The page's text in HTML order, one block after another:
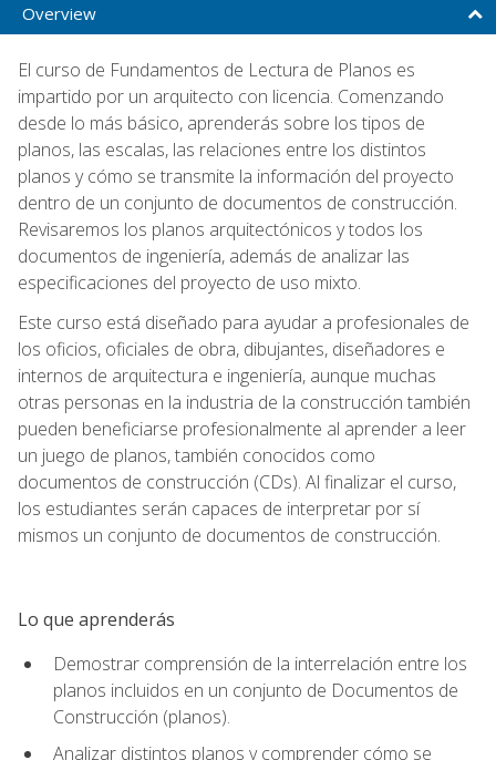
Overview
El curso de Fundamentos de Lectura de Planos es
impartido por un arquitecto con licencia. Comenzando
desde lo más básico, aprenderás sobre los tipos de
planos, las escalas, las relaciones entre los distintos
planos y cómo se transmite la información del proyecto
dentro de un conjunto de documentos de construcción.
Revisaremos los planos arquitectónicos y todos los
documentos de ingeniería, además de analizar las
especificaciones del proyecto de uso mixto.
Este curso está diseñado para ayudar a profesionales de
los oficios, oficiales de obra, dibujantes, diseñadores e
internos de arquitectura e ingeniería, aunque muchas
otras personas en la industria de la construcción también
pueden beneficiarse profesionalmente al aprender a leer
un juego de planos, también conocidos como
documentos de construcción (CDs). Al finalizar el curso,
los estudiantes serán capaces de interpretar por sí
mismos un conjunto de documentos de construcción.
Lo que aprenderás
Demostrar comprensión de la interrelación entre los
planos incluidos en un conjunto de Documentos de
Construcción (planos).
Analizar distintos planos y comprender cómo se